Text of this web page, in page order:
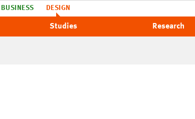
BUSINESS DESIGN
Studies Research